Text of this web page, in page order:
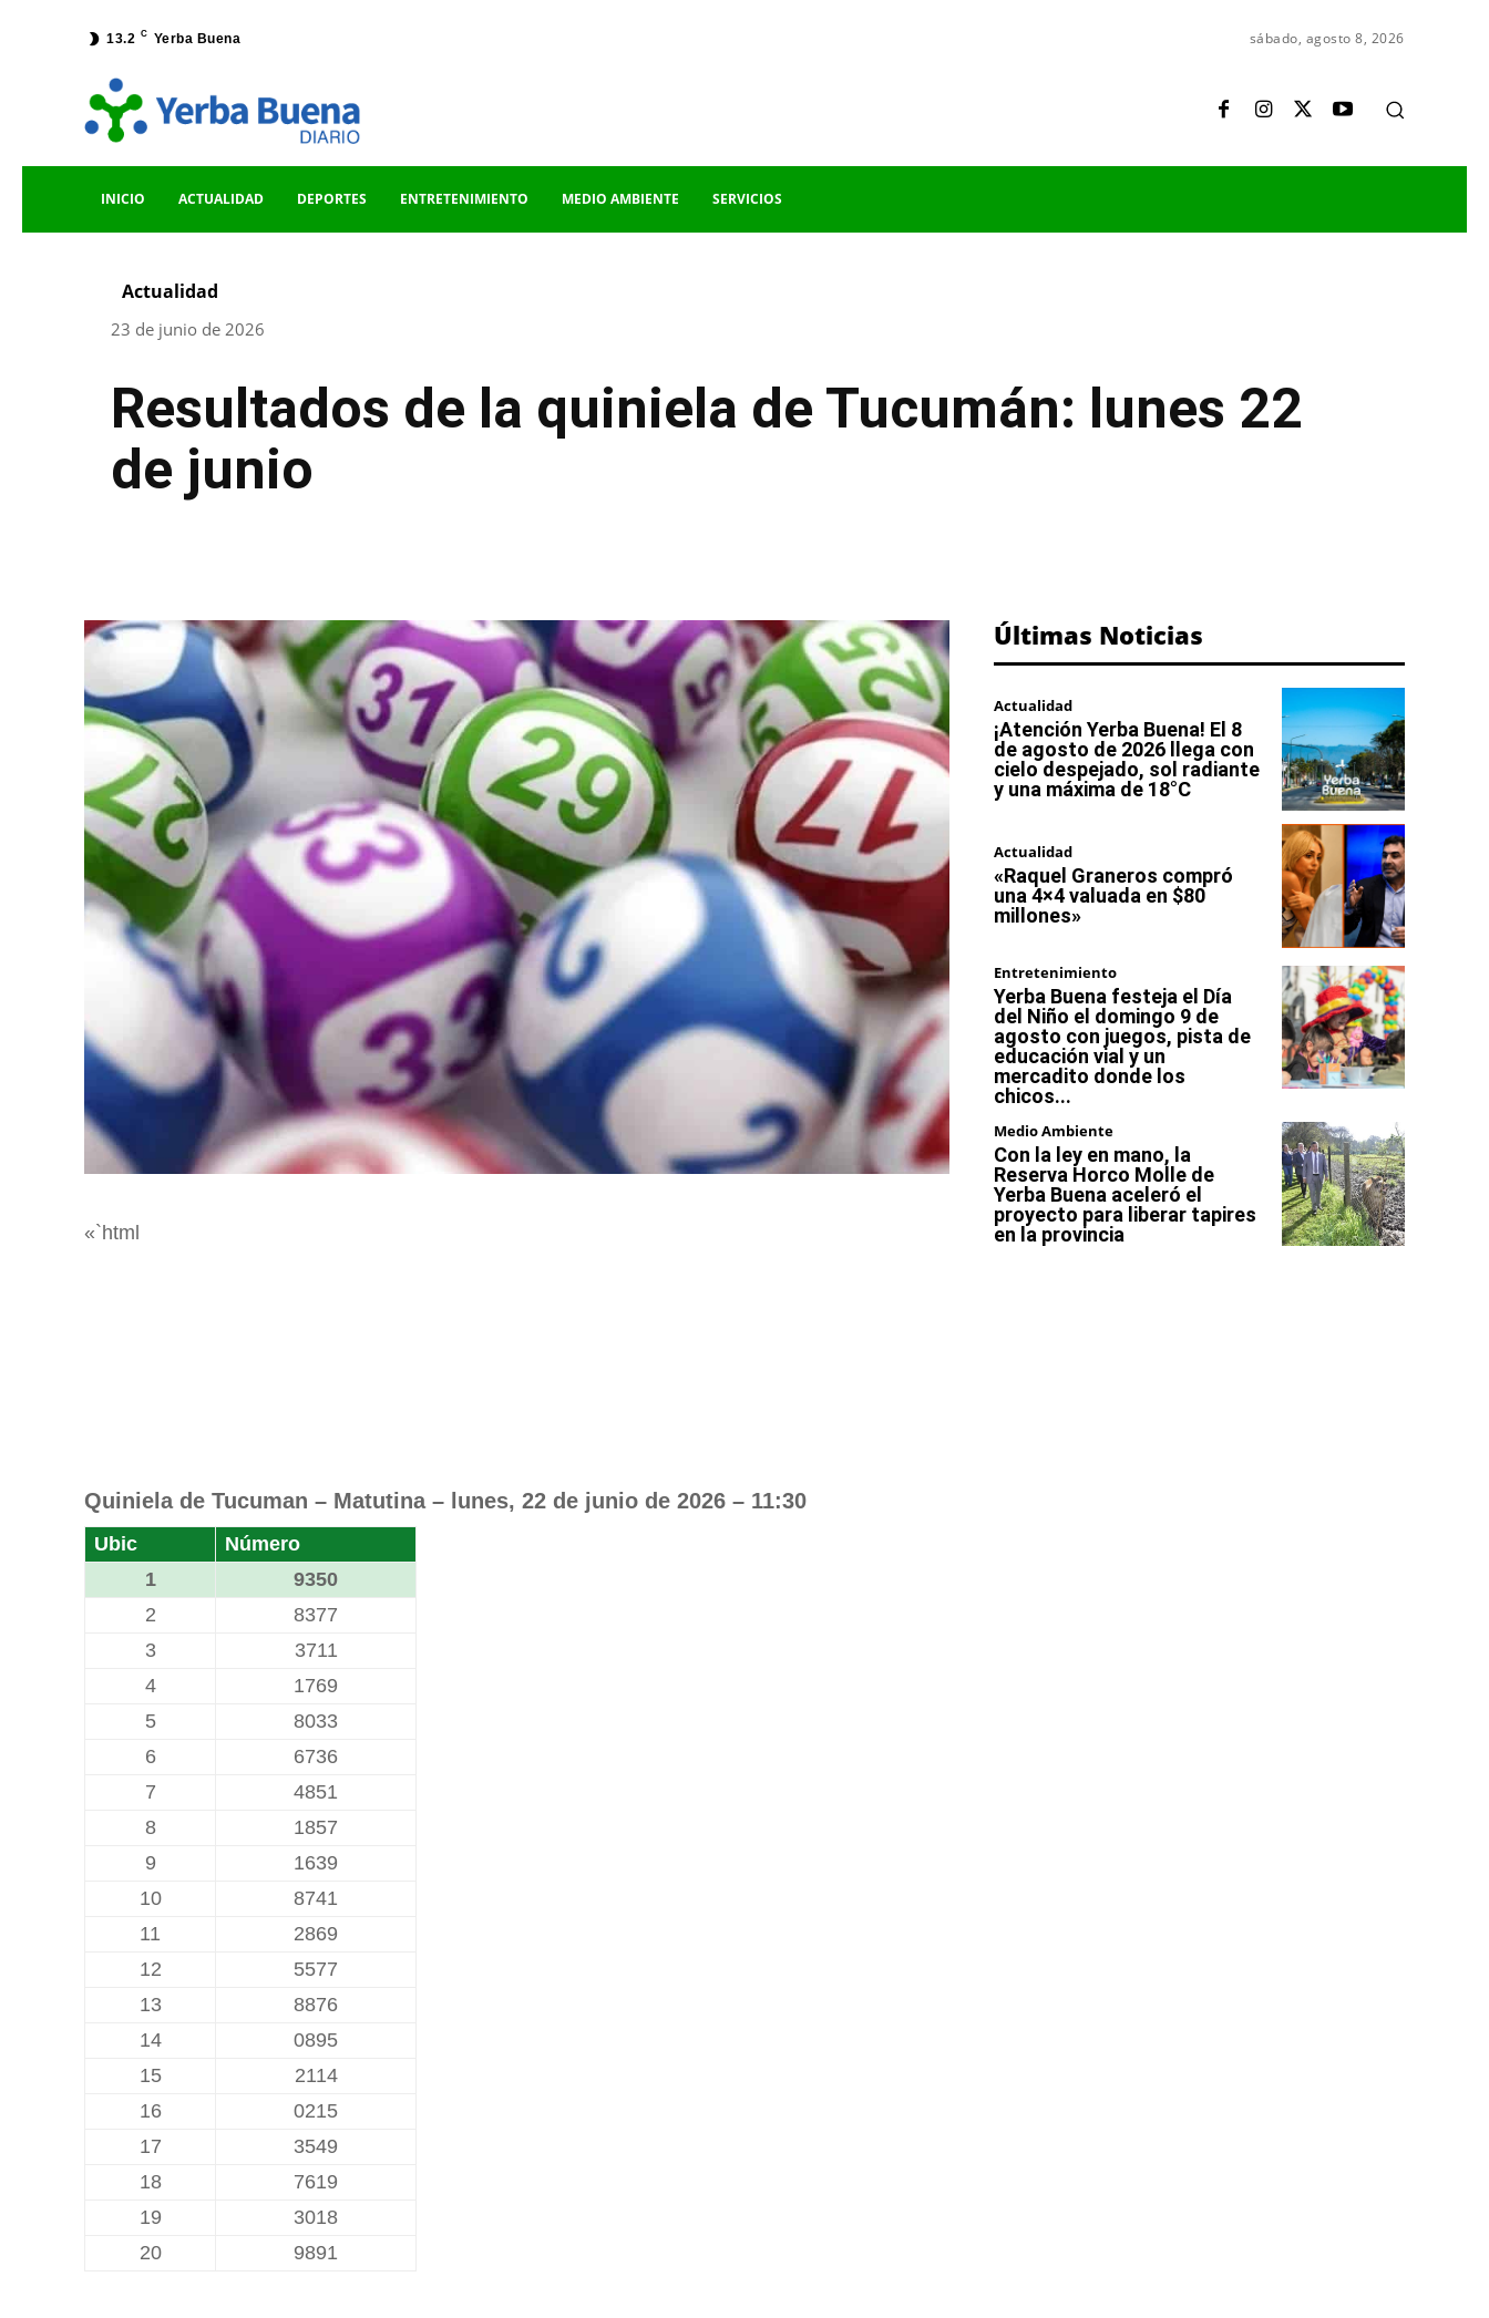
13.2 C Yerba Buena sábado, agosto 8, 2026
INICIO ACTUALIDAD DEPORTES ENTRETENIMIENTO MEDIO AMBIENTE SERVICIOS
Actualidad
23 de junio de 2026
Resultados de la quiniela de Tucumán: lunes 22
de junio
«`html
Quiniela de Tucuman – Matutina – lunes, 22 de junio de 2026 – 11:30
Ubic
Número
1
9350
2
8377
3
3711
4
1769
5
8033
6
6736
7
4851
8
1857
9
1639
10
8741
11
2869
12
5577
13
8876
14
0895
15
2114
16
0215
17
3549
18
7619
19
3018
20
9891
Últimas Noticias
Actualidad
¡Atención Yerba Buena! El 8
de agosto de 2026 llega con
cielo despejado, sol radiante
y una máxima de 18°C
Actualidad
«Raquel Graneros compró
una 4×4 valuada en $80
millones»
Entretenimiento
Yerba Buena festeja el Día
del Niño el domingo 9 de
agosto con juegos, pista de
educación vial y un
mercadito donde los
chicos...
Medio Ambiente
Con la ley en mano, la
Reserva Horco Molle de
Yerba Buena aceleró el
proyecto para liberar tapires
en la provincia